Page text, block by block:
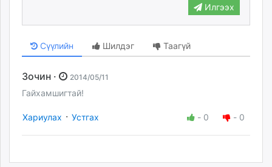
Илгээх
Сүүлийн Шилдэг Таагүй
Зочин · 2014/05/11
Гайхамшигтай!
Хариулах · Устгах - 0 - 0